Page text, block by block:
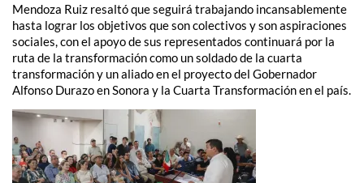
Mendoza Ruiz resaltó que seguirá trabajando incansablemente
hasta lograr los objetivos que son colectivos y son aspiraciones
sociales, con el apoyo de sus representados continuará por la
ruta de la transformación como un soldado de la cuarta
transformación y un aliado en el proyecto del Gobernador
Alfonso Durazo en Sonora y la Cuarta Transformación en el país.